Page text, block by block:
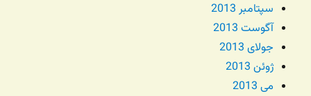
سپتامبر 2013
آگوست 2013
جولای 2013
ژوئن 2013
می 2013